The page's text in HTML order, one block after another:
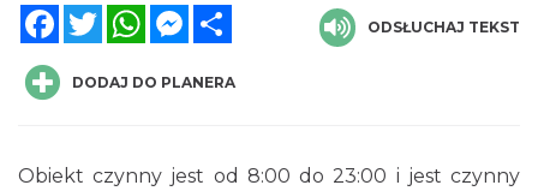
FacebookTwitterWhatsAppMessenger
ODSŁUCHAJ TEKST
DODAJ DO PLANERA
Obiekt czynny jest od 8:00 do 23:00 i jest czynny